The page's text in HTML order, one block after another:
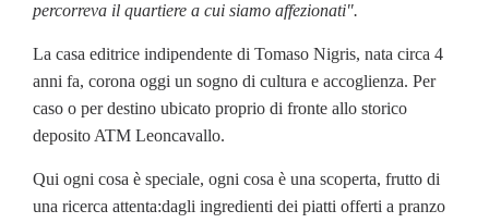
percorreva il quartiere a cui siamo affezionati".
La casa editrice indipendente di Tomaso Nigris, nata circa 4
anni fa, corona oggi un sogno di cultura e accoglienza. Per
caso o per destino ubicato proprio di fronte allo storico
deposito ATM Leoncavallo.
Qui ogni cosa è speciale, ogni cosa è una scoperta, frutto di
una ricerca attenta:dagli ingredienti dei piatti offerti a pranzo